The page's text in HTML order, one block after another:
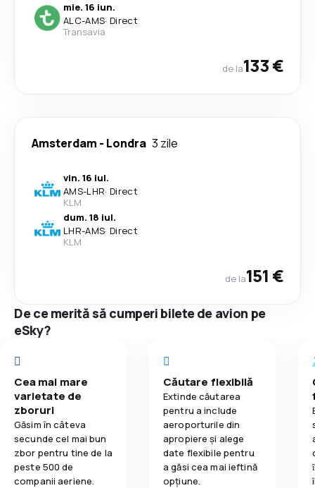
mie. 16 iun.
ALC-AMS· Direct
Transavia
de la133 €
Amsterdam - Londra 3 zile
vin. 16 iul.
AMS-LHR· Direct
KLM
dum. 18 iul.
LHR-AMS· Direct
KLM
de la151 €
De ce merită să cumperi bilete de avion pe
eSky?
Cea mai mare
varietate de
zboruri
Găsim în câteva
secunde cel mai bun
zbor pentru tine de la
peste 500 de
companii aeriene.
Căutare flexibilă
Extinde căutarea
pentru a include
aeroporturile din
apropiere și alege
date flexibile pentru
a găsi cea mai ieftină
opțiune.